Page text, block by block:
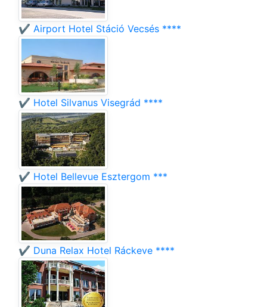
✔️ Airport Hotel Stáció Vecsés ****
✔️ Hotel Silvanus Visegrád ****
✔️ Hotel Bellevue Esztergom ***
✔️ Duna Relax Hotel Ráckeve ****